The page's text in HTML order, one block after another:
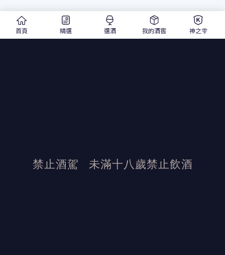
首頁 精選 選酒 我的酒窖 神之雫
禁止酒駕 未滿十八歲禁止飲酒